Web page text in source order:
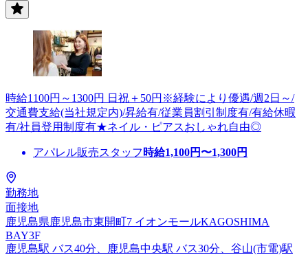
時給1100円～1300円 日祝＋50円※経験により優遇/週2日～/
交通費支給(当社規定内)/昇給有/従業員割引制度有/有給休暇
有/社員登用制度有★ネイル・ピアスおしゃれ自由◎
アパレル販売スタッフ 時給1,100円〜1,300円
勤務地
面接地
鹿児島県鹿児島市東開町7 イオンモールKAGOSHIMA
BAY3F
鹿児島駅 バス40分、鹿児島中央駅 バス30分、谷山(市電)駅